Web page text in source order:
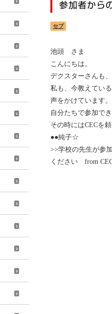
参加者から
セブ
池頭 さま
こんにちは。
デクスターさんも
私も、今教えてい
声をかけています。
自分たちで参加で
その時にはCECを
●●純子☆
>>学校の先生が参
ください from